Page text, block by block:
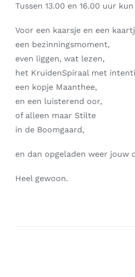
Tussen 13.00 en 16.00 uur
Voor een kaarsje en een
een bezinningsmoment,
even liggen, wat lezen,
het KruidenSpiraal met
een kopje Maanthee,
en een luisterend oor,
of alleen maar Stilte
in de Boomgaard,
en dan opgeladen weer jouw
Heel gewoon.